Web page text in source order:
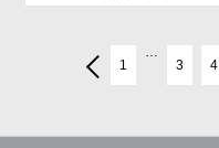
1
…
3
4